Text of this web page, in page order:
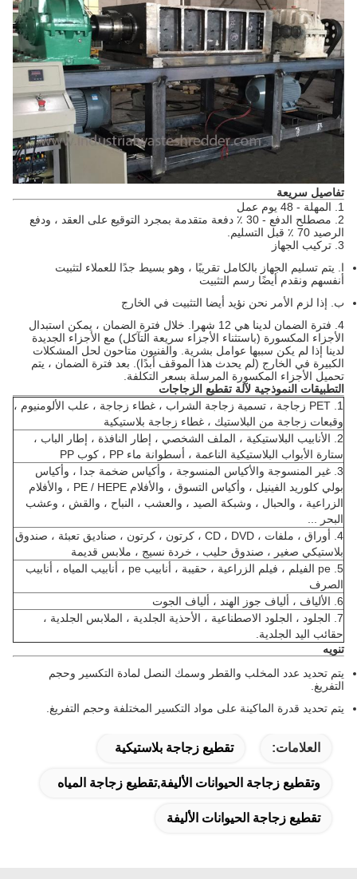
تفاصيل سريعة
1. المهلة - 48 يوم عمل
2. مصطلح الدفع - 30 ٪ دفعة متقدمة بمجرد التوقيع على العقد ، ودفع
الرصيد 70 ٪ قبل التسليم.
3. تركيب الجهاز
ا. يتم تسليم الجهاز بالكامل تقريبًا ، وهو بسيط جدًا للعملاء لتثبيت
أنفسهم ونقدم أيضًا رسم التثبيت
ب. إذا لزم الأمر نحن نؤيد أيضا التثبيت في الخارج
4. فترة الضمان لدينا هي 12 شهرا.
خلال فترة الضمان ، يمكن استبدال
الأجزاء المكسورة (باستثناء الأجزاء سريعة التآكل) مع الأجزاء الجديدة
لدينا إذا لم يكن سببها عوامل بشرية. والفنيون متاحون لحل المشكلات
الكبيرة في الخارج (لم يحدث هذا الموقف أبدًا). بعد فترة الضمان ، يتم
تحميل الأجزاء المكسورة المرسلة بسعر التكلفة.
التطبيقات النموذجية لآلة تقطيع الزجاجات
1. PET زجاجة ، تسمية زجاجة الشراب ، غطاء زجاجة ، علب الألومنيوم ،
وقبعات زجاجة من البلاستيك ، غطاء زجاجة بلاستيكية
2. الأنابيب البلاستيكية ، الملف الشخصي ، إطار النافذة ، إطار الباب ،
ستارة الأبواب البلاستيكية الناعمة ، أسطوانة ماء PP ، كوب PP
3. غير المنسوجة والأكياس المنسوجة ، وأكياس ضخمة جدا ، وأكياس
بولي كلوريد الفينيل ، وأكياس التسوق ، والأفلام PE / HEPE ، والأفلام
الزراعية ، والحبال ، وشبكة الصيد ، والعشب ، النباح ، والقش ، وعشب
البحر ...
4. أوراق ، ملفات ، CD ، DVD ، كرتون ، كرتون ، صناديق تعبئة ، صندوق
بلاستيكي صغير ، صندوق حليب ، خردة نسيج ، ملابس قديمة
5. pe الفيلم ، فيلم الزراعية ، حقيبة ، أنابيب pe ، أنابيب المياه ، أنابيب
الصرف
6. الألياف ، ألياف جوز الهند ، ألياف الجوت
7. الجلود ، الجلود الاصطناعية ، الأحذية الجلدية ، الملابس الجلدية ،
حقائب اليد الجلدية.
تنويه
يتم تحديد عدد المخلب والقطر وسمك النصل لمادة التكسير وحجم
التفريغ.
يتم تحديد قدرة الماكينة على مواد التكسير المختلفة وحجم التفريغ.
العلامات: تقطيع زجاجة بلاستيكية
وتقطيع زجاجة الحيوانات الأليفة,تقطيع زجاجة المياه
تقطيع زجاجة الحيوانات الأليفة